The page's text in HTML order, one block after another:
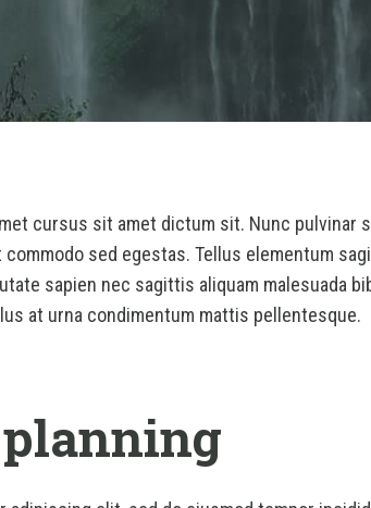
cursus sit amet dictum sit. Nunc pulvinar
sed egestas. Tellus elementum
sapien nec sagittis aliquam malesuada
at urna condimentum mattis pellentesque.